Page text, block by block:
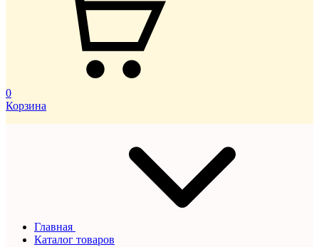
0
Корзина
Главная
Каталог товаров